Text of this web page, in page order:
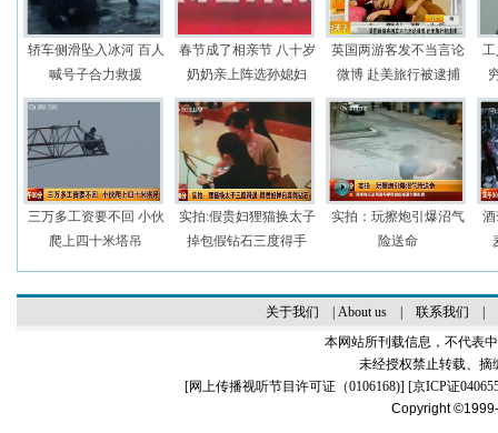
轿车侧滑坠入冰河 百人
喊号子合力救援
春节成了相亲节 八十岁
奶奶亲上阵选孙媳妇
英国两游客发不当言论
微博 赴美旅行被逮捕
三万多工资要不回 小伙
爬上四十米塔吊
实拍:假贵妇狸猫换太子
掉包假钻石三度得手
实拍：玩擦炮引爆沼气
险送命
酒
关于我们 About us| 联系我们
本网站所刊载信息，不代表
未经授权禁止转载、摘
[网上传播视听节目许可证（0106168)] [京ICP证
Copyright